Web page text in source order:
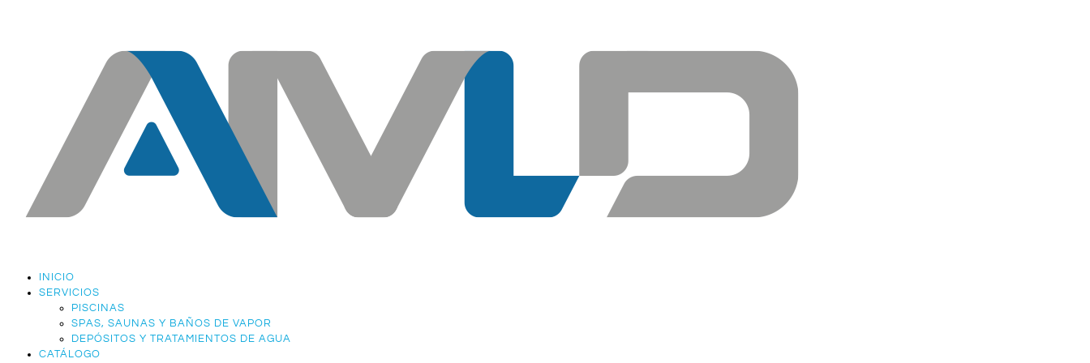
INICIO
SERVICIOS
PISCINAS
SPAS, SAUNAS Y BAÑOS DE VAPOR
DEPÓSITOS Y TRATAMIENTOS DE AGUA
CATÁLOGO